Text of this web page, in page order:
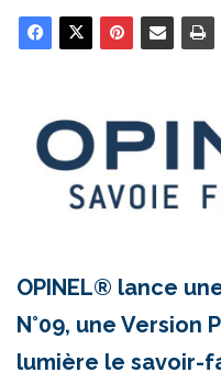
OPINEL® lance
N°09, une Version
lumière le savoir-